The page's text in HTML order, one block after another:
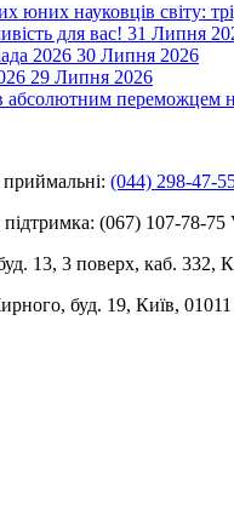
юних науковців світу:
для вас! 31 Липня
2026 30 Липня 2026
29 Липня 2026
переможцем
(044) 298-47-
підтримка: (067) 107-78-75
13, 3 поверх, каб. 332,
буд. 19, Київ, 01011